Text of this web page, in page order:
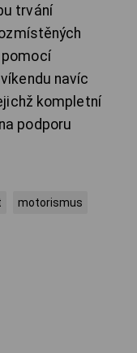
trvání
pomocí
navíc
kompletní
podporu
motorismus